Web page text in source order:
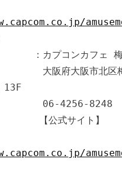
ンカフェ 梅
阪市北区梅
13F
8248
サイト】